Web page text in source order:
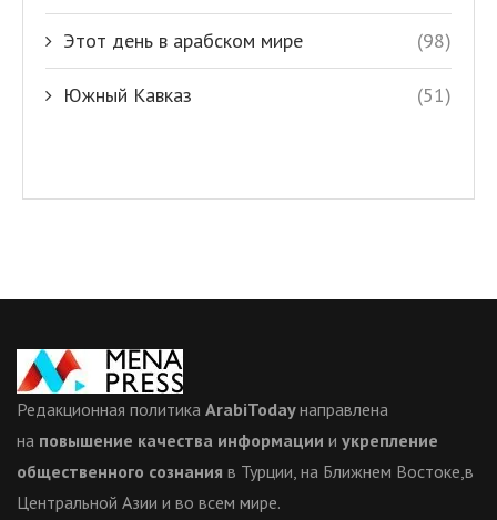
Этот день в арабском мире (98)
Южный Кавказ (51)
Редакционная политика ArabiTodayнаправлена
на повышение качества информации и укрепление
общественного сознания в Турции, на Ближнем Востоке,в
Центральной Азии и во всем мире.